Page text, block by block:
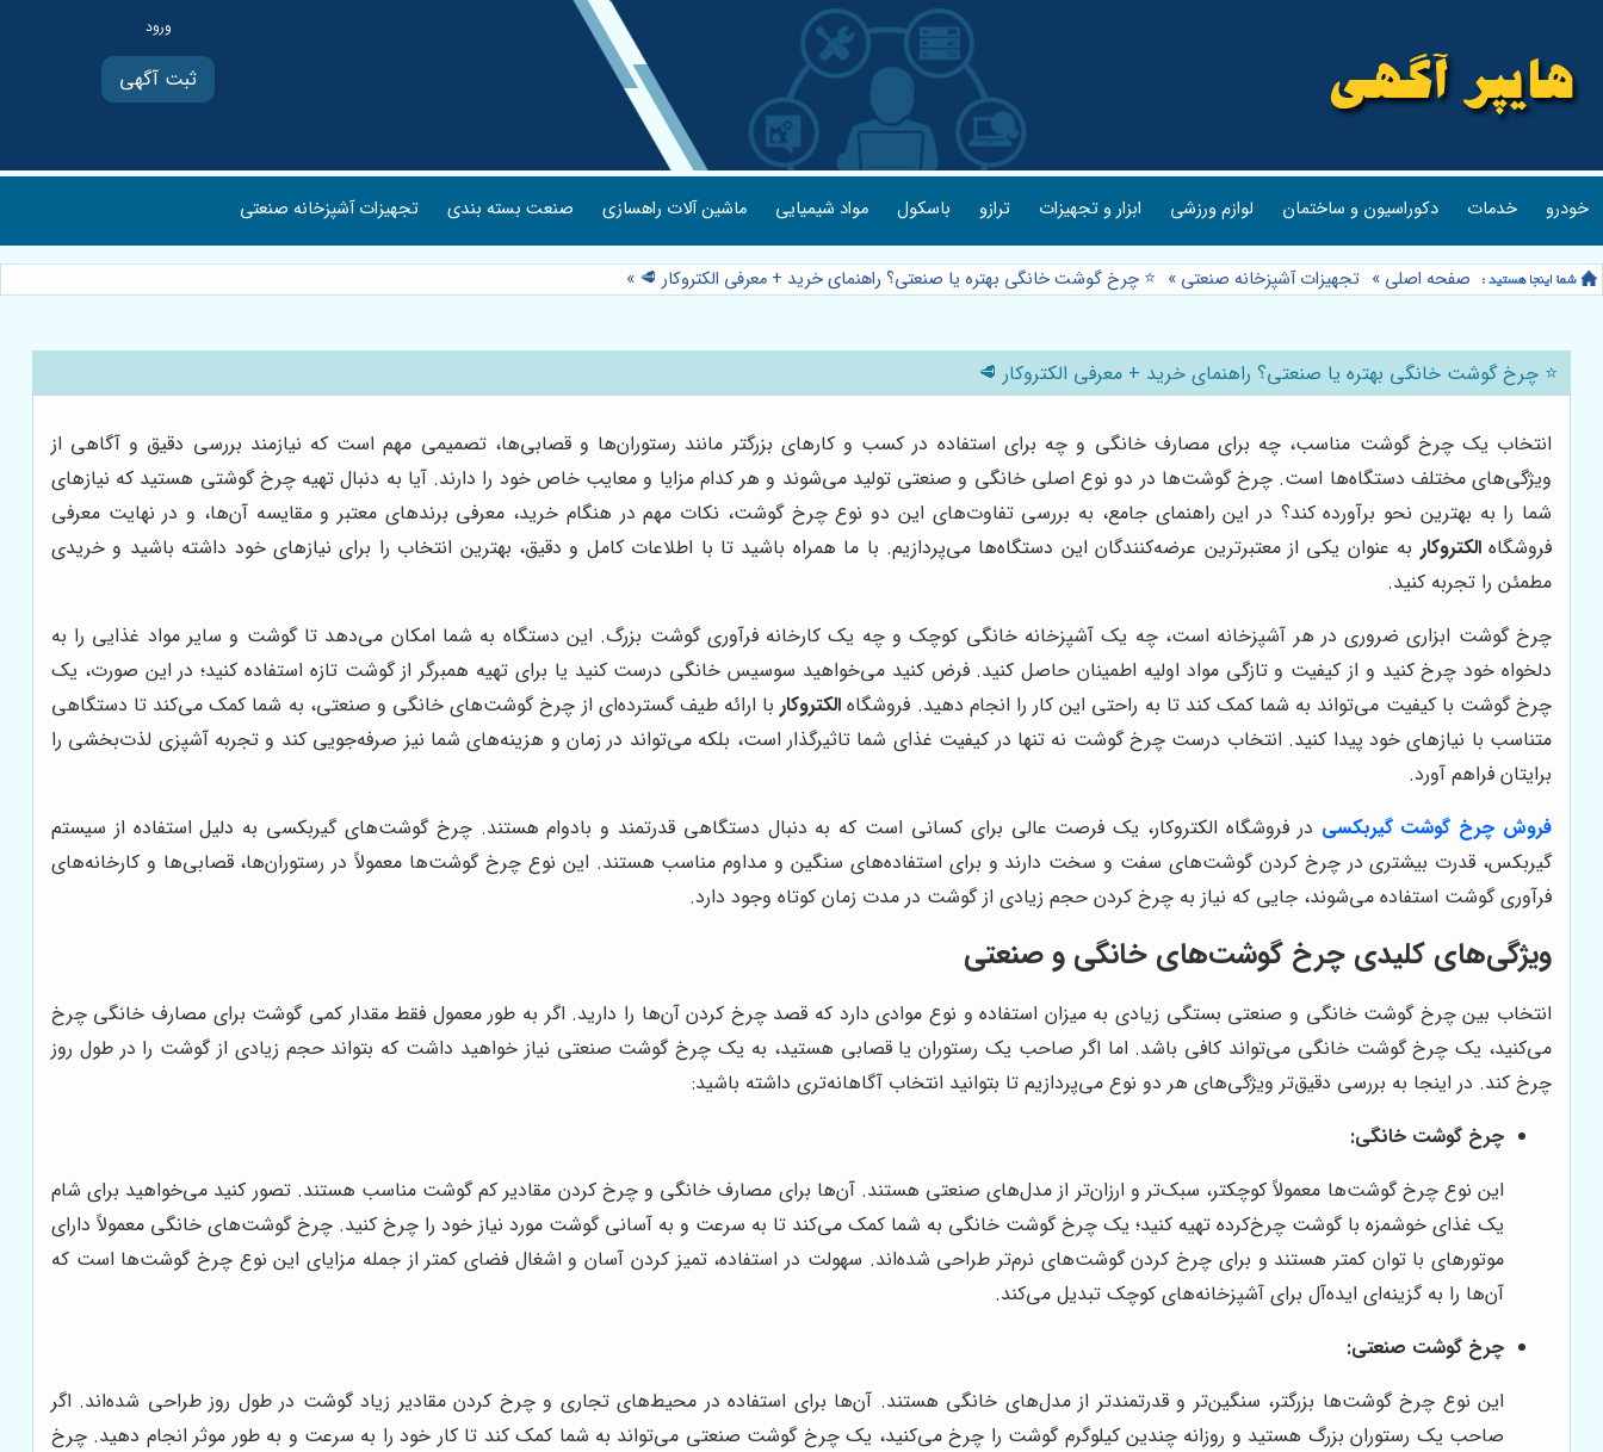
ثبت آگهی
خودرو خدمات دکوراسیون و ساختمان لوازم ورزشی ابزار و تجهیزات ترازو باسکول مواد شیمیایی ماشین آلات راهسازی صنعت بسته بندی تجهیزات آشپزخانه صنعتی
صفحه اصلی » تجهیزات آشپزخانه صنعتی » ⭐️ چرخ گوشت خانگی بهتره یا صنعتی؟ راهنمای خرید + معرفی الکتروکار 🥩 »
⭐️ چرخ گوشت خانگی بهتره یا صنعتی؟ راهنمای خرید + معرفی الکتروکار 🥩
انتخاب یک چرخ گوشت مناسب، چه برای مصارف خانگی و چه برای استفاده در کسب و کارهای بزرگتر مانند رستوران‌ها و قصابی‌ها، تصمیمی مهم است که نیازمند بررسی دقیق و آگاهی از
ویژگی‌های مختلف دستگاه‌ها است. چرخ گوشت‌ها در دو نوع اصلی خانگی و صنعتی تولید می‌شوند و هر کدام مزایا و معایب خاص خود را دارند. آیا به دنبال تهیه چرخ گوشتی هستید که نیازهای
شما را به بهترین نحو برآورده کند؟ در این راهنمای جامع، به بررسی تفاوت‌های این دو نوع چرخ گوشت، نکات مهم در هنگام خرید، معرفی برندهای معتبر و مقایسه آن‌ها، و در نهایت معرفی
فروشگاهالکتروکار به عنوان یکی از معتبرترین عرضه‌کنندگان این دستگاه‌ها می‌پردازیم. با ما همراه باشید تا با اطلاعات کامل و دقیق، بهترین انتخاب را برای نیازهای خود داشته باشید و خریدی
مطمئن را تجربه کنید.
چرخ گوشت ابزاری ضروری در هر آشپزخانه است، چه یک آشپزخانه خانگی کوچک و چه یک کارخانه فرآوری گوشت بزرگ. این دستگاه به شما امکان می‌دهد تا گوشت و سایر مواد غذایی را به
دلخواه خود چرخ کنید و از کیفیت و تازگی مواد اولیه اطمینان حاصل کنید. فرض کنید می‌خواهید سوسیس خانگی درست کنید یا برای تهیه همبرگر از گوشت تازه استفاده کنید؛ در این صورت، یک
چرخ گوشت با کیفیت می‌تواند به شما کمک کند تا به راحتی این کار را انجام دهید. فروشگاه الکتروکاربا ارائه طیف گسترده‌ای از چرخ گوشت‌های خانگی و صنعتی، به شما کمک می‌کند تا دستگاهی
متناسب با نیازهای خود پیدا کنید. انتخاب درست چرخ گوشت نه تنها در کیفیت غذای شما تاثیرگذار است، بلکه می‌تواند در زمان و هزینه‌های شما نیز صرفه‌جویی کند و تجربه آشپزی لذت‌بخشی را
برایتان فراهم آورد.
فروش چرخ گوشت گیربکسی در فروشگاه الکتروکار، یک فرصت عالی برای کسانی است که به دنبال دستگاهی قدرتمند و بادوام هستند. چرخ گوشت‌های گیربکسی به دلیل استفاده از سیستم
گیربکس، قدرت بیشتری در چرخ کردن گوشت‌های سفت و سخت دارند و برای استفاده‌های سنگین و مداوم مناسب هستند. این نوع چرخ گوشت‌ها معمولاً در رستوران‌ها، قصابی‌ها و کارخانه‌های
فرآوری گوشت استفاده می‌شوند، جایی که نیاز به چرخ کردن حجم زیادی از گوشت در مدت زمان کوتاه وجود دارد.
ویژگی‌های کلیدی چرخ گوشت‌های خانگی و صنعتی
انتخاب بین چرخ گوشت خانگی و صنعتی بستگی زیادی به میزان استفاده و نوع موادی دارد که قصد چرخ کردن آن‌ها را دارید. اگر به طور معمول فقط مقدار کمی گوشت برای مصارف خانگی چرخ
می‌کنید، یک چرخ گوشت خانگی می‌تواند کافی باشد. اما اگر صاحب یک رستوران یا قصابی هستید، به یک چرخ گوشت صنعتی نیاز خواهید داشت که بتواند حجم زیادی از گوشت را در طول روز
چرخ کند. در اینجا به بررسی دقیق‌تر ویژگی‌های هر دو نوع می‌پردازیم تا بتوانید انتخاب آگاهانه‌تری داشته باشید:
چرخ گوشت خانگی:
این نوع چرخ گوشت‌ها معمولاً کوچکتر، سبک‌تر و ارزان‌تر از مدل‌های صنعتی هستند. آن‌ها برای مصارف خانگی و چرخ کردن مقادیر کم گوشت مناسب هستند. تصور کنید می‌خواهید برای شام
یک غذای خوشمزه با گوشت چرخ‌کرده تهیه کنید؛ یک چرخ گوشت خانگی به شما کمک می‌کند تا به سرعت و به آسانی گوشت مورد نیاز خود را چرخ کنید. چرخ گوشت‌های خانگی معمولاً دارای
موتورهای با توان کمتر هستند و برای چرخ کردن گوشت‌های نرم‌تر طراحی شده‌اند. سهولت در استفاده، تمیز کردن آسان و اشغال فضای کمتر از جمله مزایای این نوع چرخ گوشت‌ها است که
آن‌ها را به گزینه‌ای ایده‌آل برای آشپزخانه‌های کوچک تبدیل می‌کند.
چرخ گوشت صنعتی:
این نوع چرخ گوشت‌ها بزرگتر، سنگین‌تر و قدرتمندتر از مدل‌های خانگی هستند. آن‌ها برای استفاده در محیط‌های تجاری و چرخ کردن مقادیر زیاد گوشت در طول روز طراحی شده‌اند. اگر
صاحب یک رستوران بزرگ هستید و روزانه چندین کیلوگرم گوشت را چرخ می‌کنید، یک چرخ گوشت صنعتی می‌تواند به شما کمک کند تا کار خود را به سرعت و به طور موثر انجام دهید. چرخ